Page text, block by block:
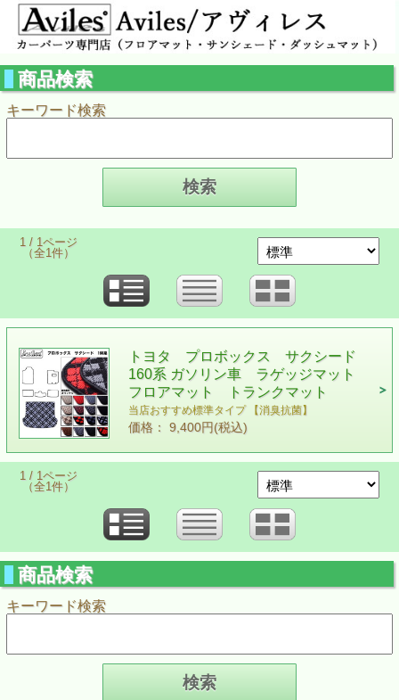
商品検索
キーワード検索
1 / 1ページ
（全1件）
トヨタ プロボックス サクシード
160系 ガソリン車 ラゲッジマット
フロアマット トランクマット
当店おすすめ標準タイプ 【消臭抗菌】
価格： 9,400円(税込)
1 / 1ページ
（全1件）
商品検索
キーワード検索